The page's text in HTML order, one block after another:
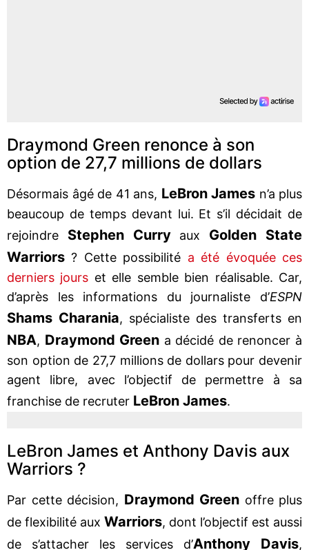
Draymond Green renonce à son
option de 27,7 millions de dollars
Désormais âgé de 41 ans, LeBron James n’a plus
beaucoup de temps devant lui. Et s’il décidait de
rejoindre Stephen Curryaux Golden State
Warriors? Cette possibilité a été évoquée ces
derniers jours et elle semble bien réalisable. Car,
d’après les informations du journaliste d’ESPN
Shams Charania, spécialiste des transferts en
NBA, Draymond Green a décidé de renoncer à
son option de 27,7 millions de dollars pour devenir
agent libre, avec l’objectif de permettre à sa
franchise de recruter LeBron James.
LeBron James et Anthony Davis aux
Warriors ?
Par cette décision, Draymond Green offre plus
de flexibilité aux Warriors, dont l’objectif est aussi
de s’attacher les services d’Anthony Davis,